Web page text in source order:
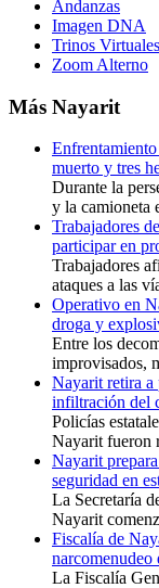
Andanzas
Imagen DNA
Trinos Virtuales
Zoom Alterno
Más Nayarit
muerto y tres
Durante la
y la camioneta
Trabajadores
participar en
Trabajadores
ataques a las
Operativo en
droga y
Entre los
improvisados,
Nayarit retira a
infiltración del
Policías
Nayarit fueron
Nayarit
seguridad en
La Secretaría
Nayarit
Fiscalía de
narcomenudeo
La Fiscalía